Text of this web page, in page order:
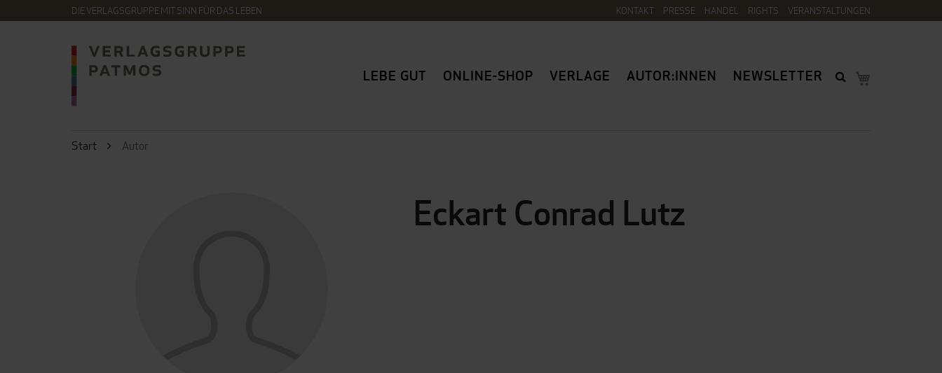
DIE VERLAGSGRUPPE MIT SINN FÜR DAS LEBEN KONTAKT PRESSE HANDEL RIGHTS VERANSTALTUNGEN
LEBE GUT ONLINE-SHOP VERLAGE AUTOR:INNEN NEWSLETTER
Start Autor
Eckart Conrad Lutz